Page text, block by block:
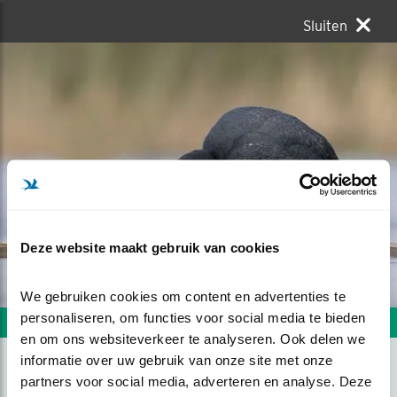
Deze website maakt gebruik van cookies
We gebruiken cookies om content en advertenties te
personaliseren, om functies voor social media te bieden
en om ons websiteverkeer te analyseren. Ook delen we
informatie over uw gebruik van onze site met onze
partners voor social media, adverteren en analyse. Deze
Sluiten
Volgende foto Vorige foto